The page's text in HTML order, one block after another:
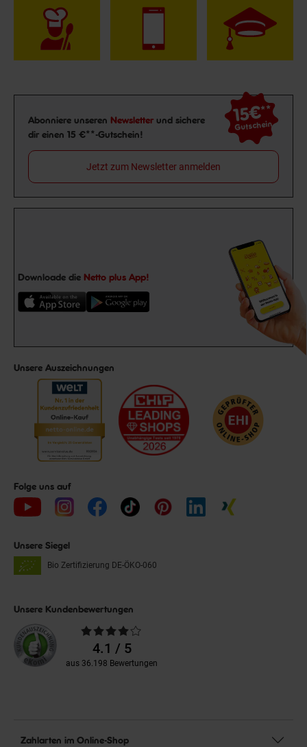
Newsletter Anmeldung
Abonniere unseren Newsletter und sichere
dir einen 15 €**-Gutschein!
15€**
Gutschein
Jetzt zum Newsletter anmelden
Downloade die Netto plus App!
Unsere Auszeichnungen
Folge uns auf
Unsere Siegel
Bio Zertifizierung DE-ÖKO-060
Unsere Kundenbewertungen
Durchschnittliche
Bewertungen4.1 / 5
aus 36.198 Bewertungen
Zahlarten im Online-Shop